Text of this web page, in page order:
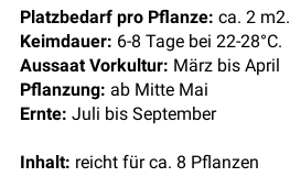
Platzbedarf pro Pflanze: ca. 2 m2.
Keimdauer: 6-8 Tage bei 22-28°C.
Aussaat Vorkultur: März bis April
Pflanzung: ab Mitte Mai
Ernte: Juli bis September
Inhalt: reicht für ca. 8 Pflanzen